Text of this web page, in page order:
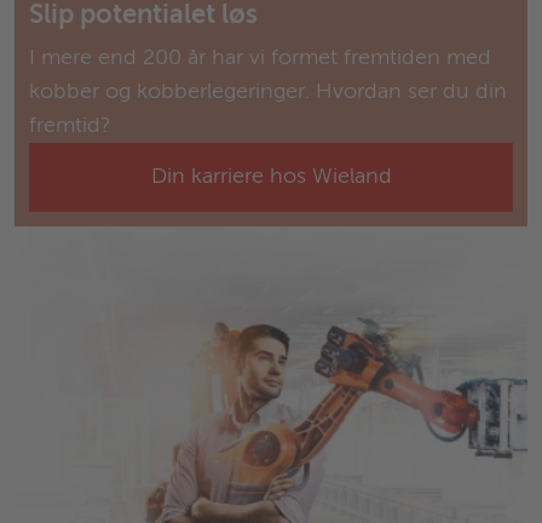
Slip potentialet løs
I mere end 200 år har vi formet fremtiden med
kobber og kobberlegeringer. Hvordan ser du din
fremtid?
Din karriere hos Wieland